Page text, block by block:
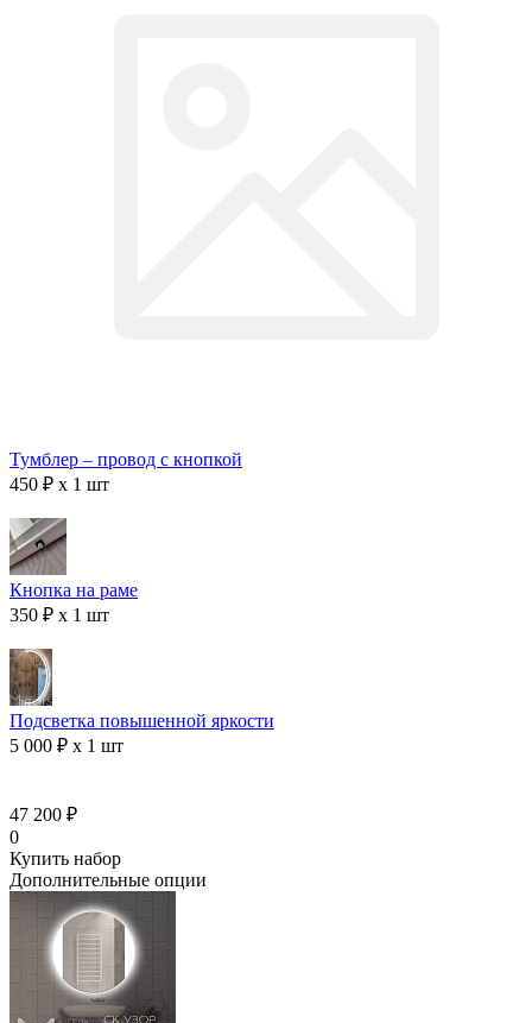
Тумблер – провод с кнопкой
450 ₽ x 1 шт
Кнопка на раме
350 ₽ x 1 шт
Подсветка повышенной яркости
5 000 ₽ x 1 шт
47 200 ₽
0
Купить набор
Дополнительные опции